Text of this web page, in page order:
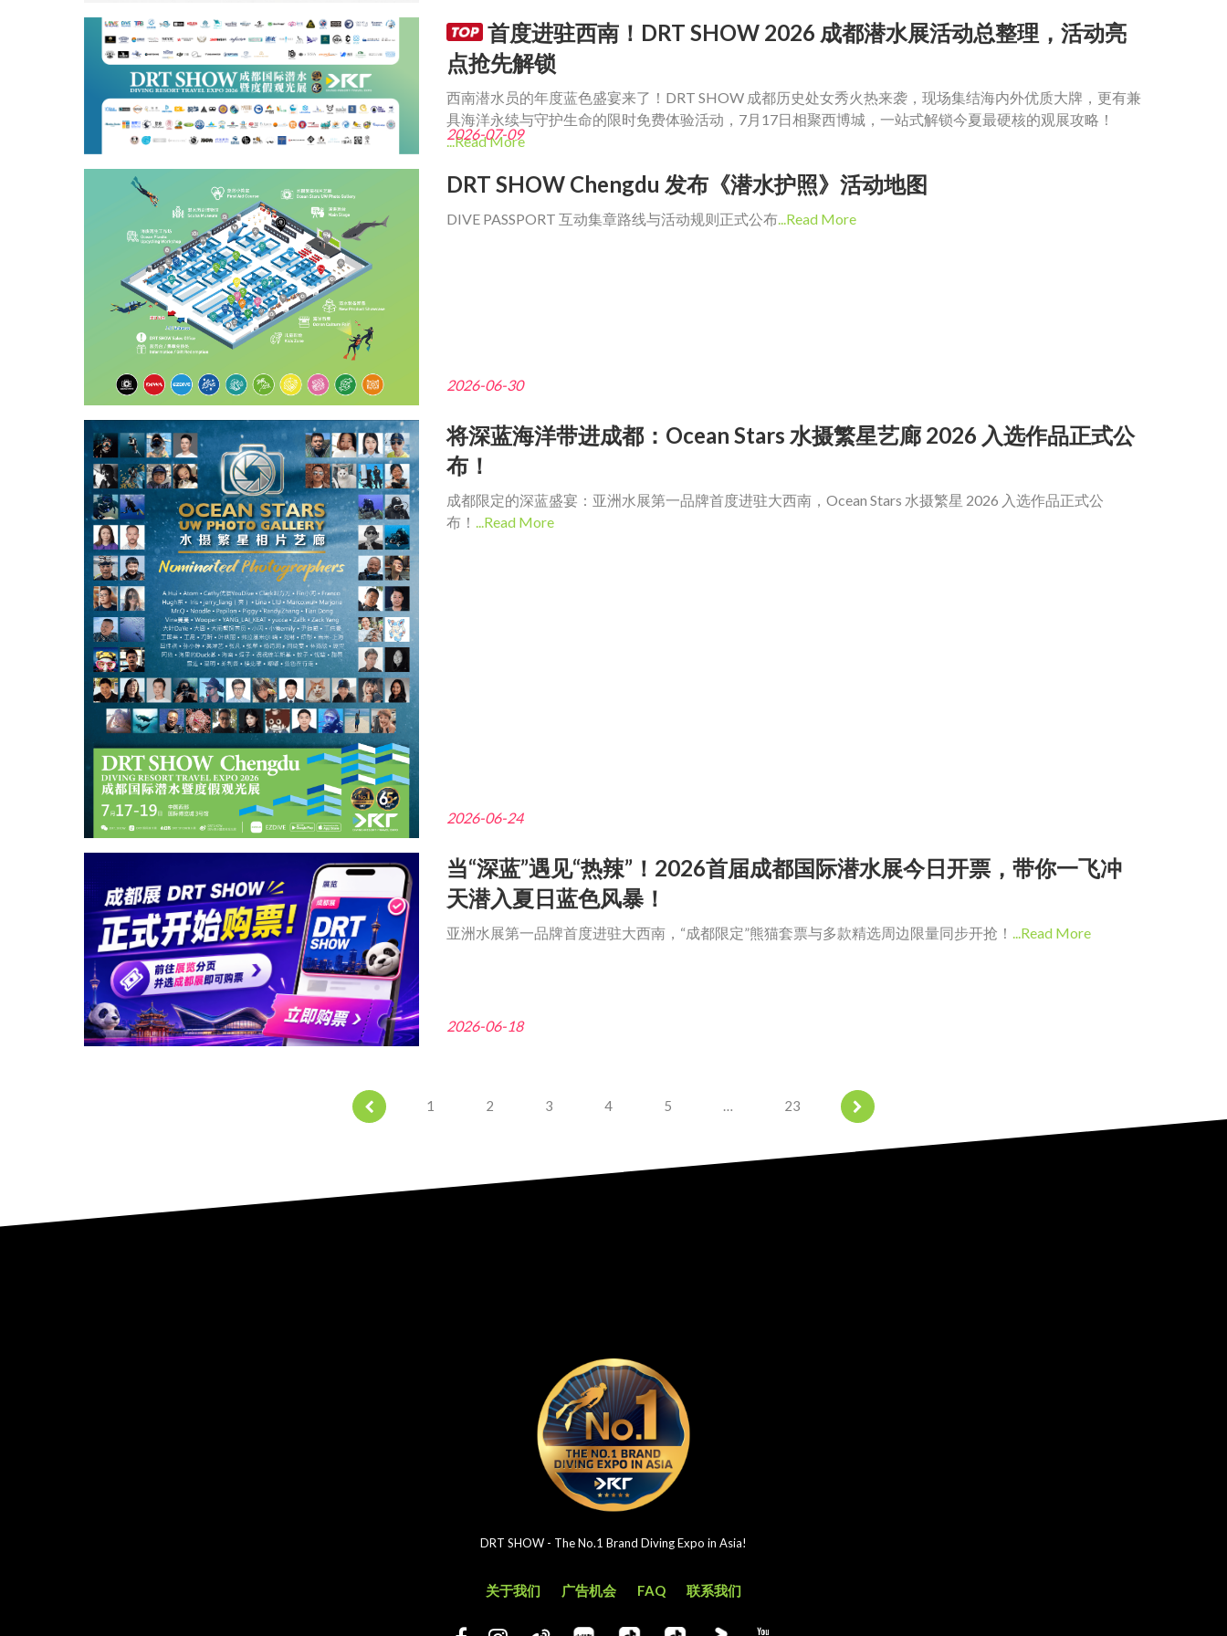
首度进驻西南！DRT SHOW 2026 成都潜水展活动总整理，活动亮
点抢先解锁
西南潜水员的年度蓝色盛宴来了！DRT SHOW 成都历史处女秀火热来袭，现场集结海内外优质大牌，更有兼
具海洋永续与守护生命的限时免费体验活动，7月17日相聚西博城，一站式解锁今夏最硬核的观展攻略！
...Read More
2026-07-09
DRT SHOW Chengdu 发布《潜水护照》活动地图
DIVE PASSPORT 互动集章路线与活动规则正式公布...Read More
2026-06-30
将深蓝海洋带进成都：Ocean Stars 水摄繁星艺廊 2026 入选作品正式公
布！
成都限定的深蓝盛宴：亚洲水展第一品牌首度进驻大西南，Ocean Stars 水摄繁星 2026 入选作品正式公
布！ ...Read More
2026-06-24
当“深蓝”遇见“热辣”！2026首届成都国际潜水展今日开票，带你一飞冲
天潜入夏日蓝色风暴！
亚洲水展第一品牌首度进驻大西南，“成都限定”熊猫套票与多款精选周边限量同步开抢！ ...Read More
2026-06-18
1 2 3 4 5 23
DRT SHOW - The No.1 Brand Diving Expo in Asia!
关于我们 广告机会 FAQ 联系我们